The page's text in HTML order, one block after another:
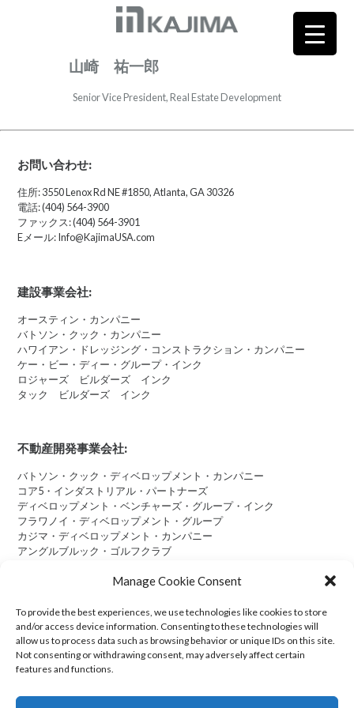
Manage Cookie Consent
To provide the best experiences, we use technologies like cookies to store
and/or access device information. Consenting to these technologies will
allow us to process data such as browsing behavior or unique IDs on this site.
Not consenting or withdrawing consent, may adversely affect certain
features and functions.
山崎 祐一郎
Senior Vice President, Real Estate Development
お問い合わせ:
住所: 3550 Lenox Rd NE #1850, Atlanta, GA 30326
電話: (404) 564-3900
ファックス: (404) 564-3901
Eメール: Info@KajimaUSA.com
建設事業会社:
オースティン・カンパニー
バトソン・クック・カンパニー
ハワイアン・ドレッジング・コンストラクション・カンパニー
ケー・ビー・ディー・グループ・インク
ロジャーズ ビルダーズ インク
タック ビルダーズ インク
不動産開発事業会社:
バトソン・クック・ディベロップメント・カンパニー
コア5・インダストリアル・パートナーズ
ディベロップメント・ベンチャーズ・グループ・インク
フラワノイ・ディベロップメント・グループ
カジマ・ディベロップメント・カンパニー
アングルブルック・ゴルフクラブ
Cookie Policy (US)